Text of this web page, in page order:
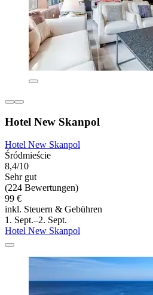
Hotel New Skanpol
Hotel New Skanpol
Śródmieście
8,4/10
Sehr gut
(224 Bewertungen)
99 €
inkl. Steuern & Gebühren
1. Sept.–2. Sept.
Hotel New Skanpol